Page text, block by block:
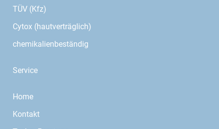
TÜV (Kfz)
Cytox (hautverträglich)
chemikalienbeständig
Service
Home
Kontakt